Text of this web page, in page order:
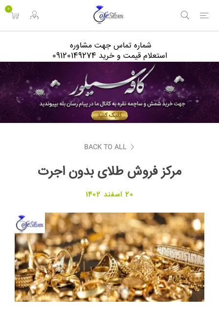
0
شماره تماس جهت مشاوره
استعلام قیمت و خرید 09120149274
BACK TO ALL
مرکز فروش طلای بدون اجرت
20 اسفند 1402